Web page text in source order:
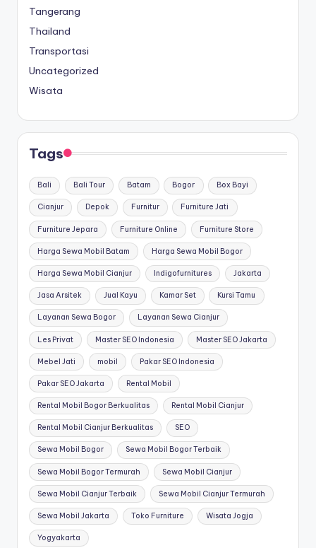
Tangerang
Thailand
Transportasi
Uncategorized
Wisata
Tags
Bali Bali Tour Batam Bogor Box Bayi
Cianjur Depok Furnitur Furniture Jati
Furniture Jepara Furniture Online Furniture Store
Harga Sewa Mobil Batam Harga Sewa Mobil Bogor
Harga Sewa Mobil Cianjur Indigofurnitures Jakarta
Jasa Arsitek Jual Kayu Kamar Set Kursi Tamu
Layanan Sewa Bogor Layanan Sewa Cianjur
Les Privat Master SEO Indonesia Master SEO Jakarta
Mebel Jati mobil Pakar SEO Indonesia
Pakar SEO Jakarta Rental Mobil
Rental Mobil Bogor Berkualitas Rental Mobil Cianjur
Rental Mobil Cianjur Berkualitas SEO
Sewa Mobil Bogor Sewa Mobil Bogor Terbaik
Sewa Mobil Bogor Termurah Sewa Mobil Cianjur
Sewa Mobil Cianjur Terbaik Sewa Mobil Cianjur Termurah
Sewa Mobil Jakarta Toko Furniture Wisata Jogja
Yogyakarta